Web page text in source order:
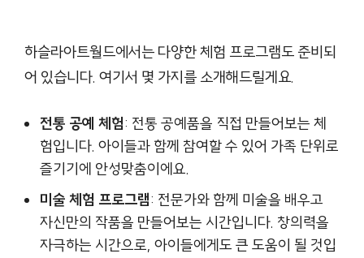
하슬라아트월드에서는 다양한 체험 프로그램도 준비되
어 있습니다. 여기서 몇 가지를 소개해드릴게요.
전통 공예 체험: 전통 공예품을 직접 만들어보는 체
험입니다. 아이들과 함께 참여할 수 있어 가족 단위로
즐기기에 안성맞춤이에요.
미술 체험 프로그램: 전문가와 함께 미술을 배우고
자신만의 작품을 만들어보는 시간입니다. 창의력을
자극하는 시간으로, 아이들에게도 큰 도움이 될 것입